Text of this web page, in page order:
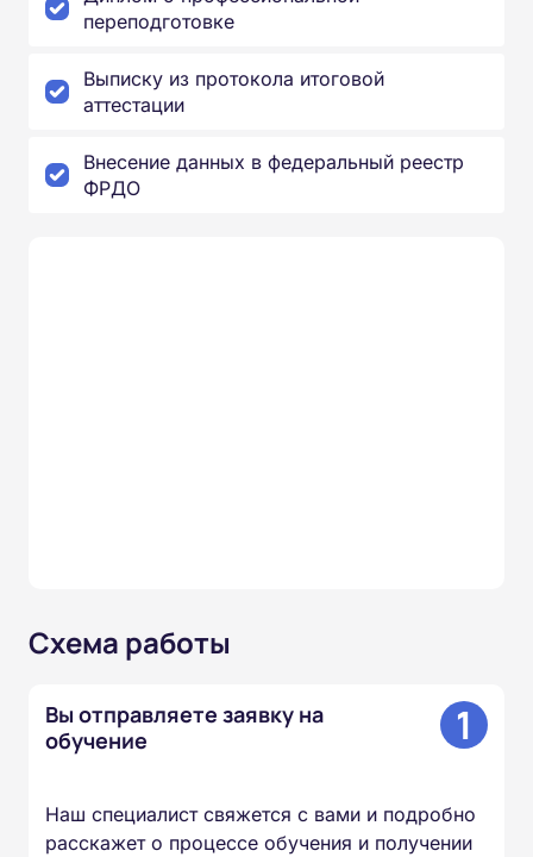
переподготовке
Выписку из протокола итоговой
аттестации
Внесение данных в федеральный реестр
ФРДО
Схема работы
Вы отправляете заявку на
обучение
1
Наш специалист свяжется с вами и подробно
расскажет о процессе обучения и получении